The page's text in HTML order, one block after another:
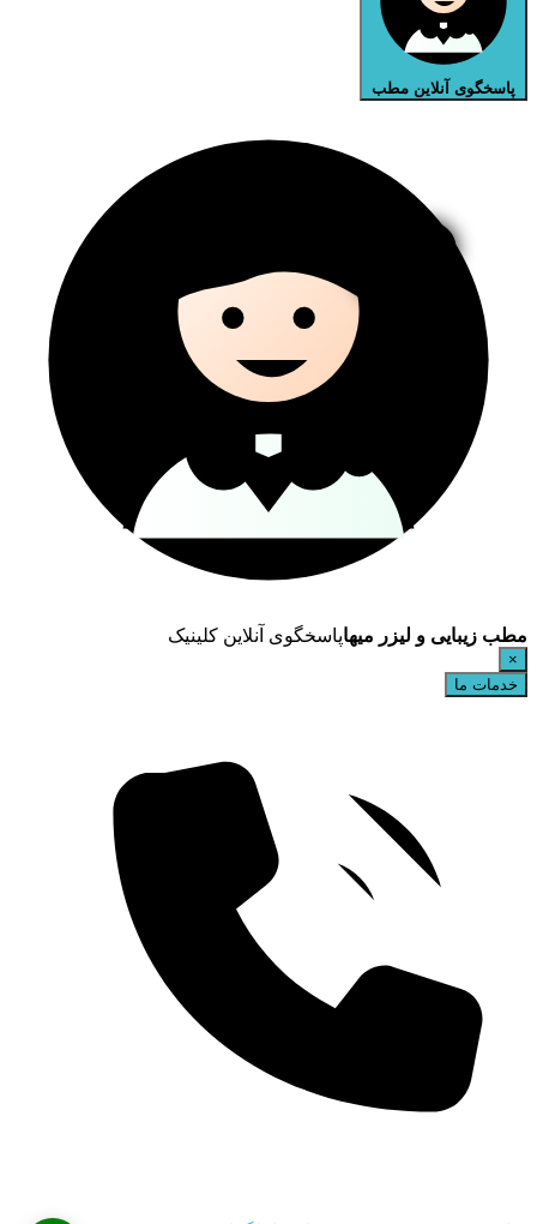
پاسخگوی آنلاین مطب
مطب زیبایی و لیزر میهاپاسخگوی آنلاین کلینیک
×
خدمات ما